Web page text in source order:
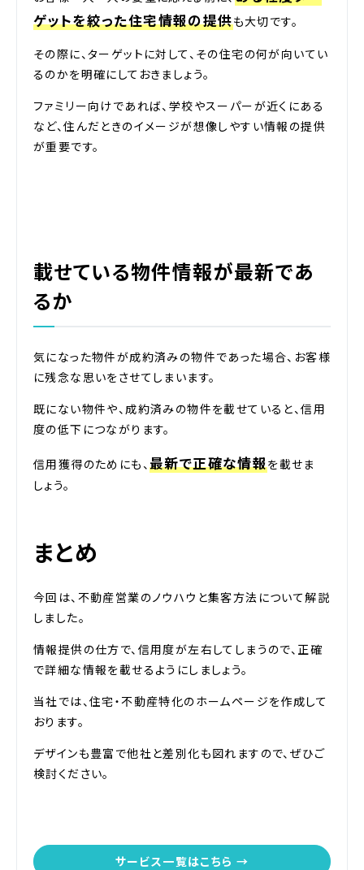
ゲットを絞った住宅情報の提供も大切です。
その際に、ターゲットに対して、その住宅の何が向いてい
るのかを明確にしておきましょう。
ファミリー向けであれば、学校やスーパーが近くにある
など、住んだときのイメージが想像しやすい情報の提供
が重要です。
載せている物件情報が最新であ
るか
気になった物件が成約済みの物件であった場合、お客様
に残念な思いをさせてしまいます。
既にない物件や、成約済みの物件を載せていると、信用
度の低下につながります。
信用獲得のためにも、最新で正確な情報を載せま
しょう。
まとめ
今回は、不動産営業のノウハウと集客方法について解説
しました。
情報提供の仕方で、信用度が左右してしまうので、正確
で詳細な情報を載せるようにしましょう。
当社では、住宅・不動産特化のホームページを作成して
おります。
デザインも豊富で他社と差別化も図れますので、ぜひご
検討ください。
サービス一覧はこちら →